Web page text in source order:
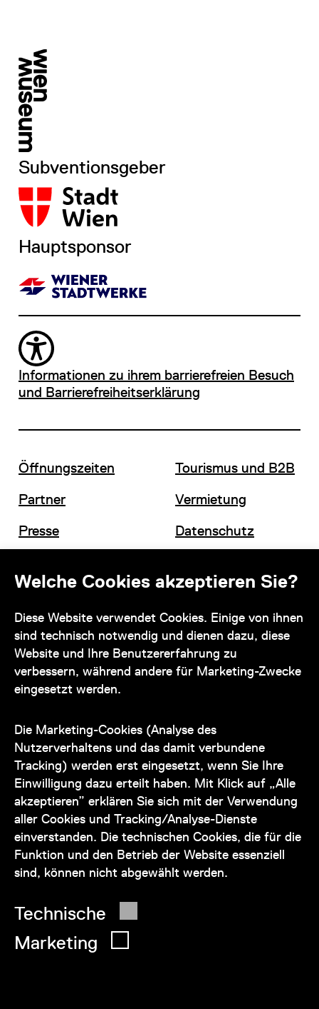
Welche Cookies akzeptieren Sie?
Diese Website verwendet Cookies. Einige von ihnen
sind technisch notwendig und dienen dazu, diese
Website und Ihre Benutzererfahrung zu
verbessern, während andere für Marketing-Zwecke
eingesetzt werden.
Die Marketing-Cookies (Analyse des
Nutzerverhaltens und das damit verbundene
Tracking) werden erst eingesetzt, wenn Sie Ihre
Einwilligung dazu erteilt haben. Mit Klick auf „Alle
akzeptieren” erklären Sie sich mit der Verwendung
aller Cookies und Tracking/Analyse-Dienste
einverstanden. Die technischen Cookies, die für die
Funktion und den Betrieb der Website essenziell
sind, können nicht abgewählt werden.
Technische
Marketing
Subventionsgeber
Hauptsponsor
Informationen zu ihrem barrierefreien Besuch
und Barrierefreiheitserklärung
Öffnungszeiten
Partner
Presse
Tourismus und B2B
Vermietung
Datenschutz
Kontakt
zu den Öffnungszeiten des Museums
auch telefonisch zur Verfügung:
+43 1 505 87 47 85173
service@wienmuseum.at
© 2026 Wien Museum